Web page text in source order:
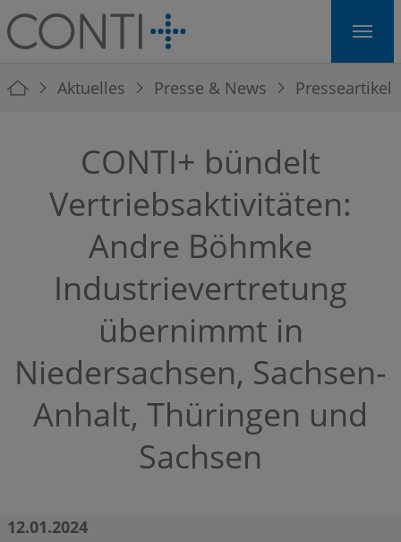
Skip to main navigation
Skip to main content
Skip to page footer
You are here:
Aktuelles Presse & News Presseartikel
CONTI+ bündelt
Vertriebsaktivitäten:
Andre Böhmke
Industrievertretung
übernimmt in
Niedersachsen, Sachsen-
Anhalt, Thüringen und
Sachsen
12.01.2024